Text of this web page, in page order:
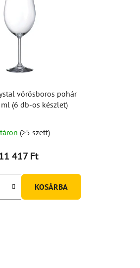
vörösboros pohár
(6 db-os készlet)
(>5 szett)
417 Ft
KOSÁRBA